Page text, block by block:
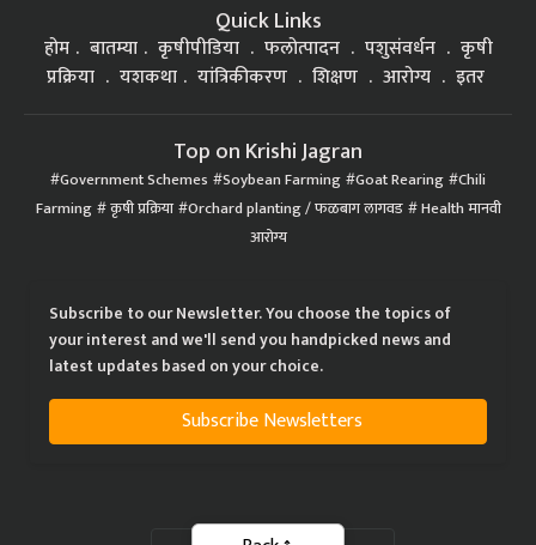
Quick Links
होम बातम्या कृषीपीडिया फलोत्पादन पशुसंवर्धन
कृषी
प्रक्रिया
यशकथा यांत्रिकीकरण शिक्षण आरोग्य इतर
Top on Krishi Jagran
Government Schemes Soybean Farming Goat Rearing Chili
Farming कृषी प्रक्रिया Orchard planting / फळबाग लागवड Health मानवी
आरोग्य
Subscribe to our Newsletter. You choose the topics of
your interest and we'll send you handpicked news and
latest updates based on your choice.
Subscribe Newsletters